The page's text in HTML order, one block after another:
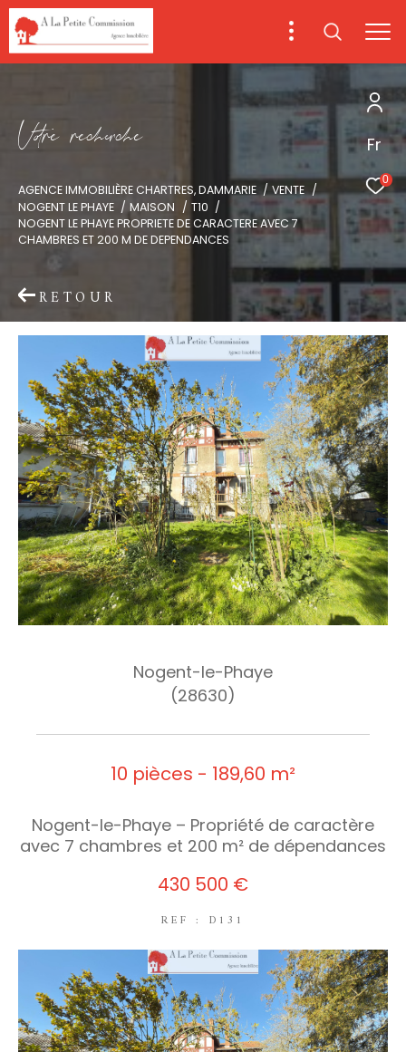
Fr
0
Vore recece
AGENCE IMMOBILIÈRE CHARTRES, DAMMARIE
VENTE
NOGENT LE PHAYE
MAISON
T10
NOGENT LE PHAYE PROPRIETE DE CARACTERE AVEC 7
CHAMBRES ET 200 M DE DEPENDANCES
RETOUR
Nogent-le-Phaye
(28630)
10 pièces - 189,60 m²
Nogent-le-Phaye – Propriété de caractère
avec 7 chambres et 200 m² de dépendances
430 500 €
REF : D131